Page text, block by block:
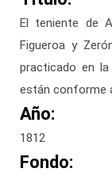
El teniente de
Figueroa y
practicado en
están conforme
Año:
1812
Fondo: